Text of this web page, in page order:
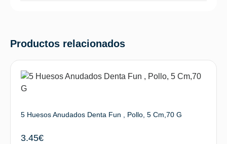
Productos relacionados
5 Huesos Anudados Denta Fun , Pollo, 5 Cm,70 G
3.45€